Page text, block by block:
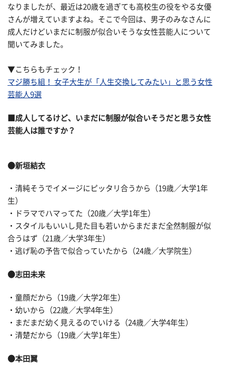
なりましたが、最近は20歳を過ぎても高校生の役をやる女優
さんが増えていますよね。そこで今回は、男子のみなさんに
成人だけどいまだに制服が似合いそうな女性芸能人について
聞いてみました。
▼こちらもチェック！
マジ勝ち組！ 女子大生が「人生交換してみたい」と思う女性
芸能人9選
■成人してるけど、いまだに制服が似合いそうだと思う女性
芸能人は誰ですか？
●新垣結衣
・清純そうでイメージにピッタリ合うから（19歳／大学1年
生）
・ドラマでハマってた（20歳／大学1年生）
・スタイルもいいし見た目も若いからまだまだ全然制服が似
合うはず（21歳／大学3年生）
・逃げ恥の予告で似合っていたから（24歳／大学院生）
●志田未来
・童顔だから（19歳／大学2年生）
・幼いから（22歳／大学4年生）
・まだまだ幼く見えるのでいける（24歳／大学4年生）
・清楚だから（19歳／大学1年生）
●本田翼